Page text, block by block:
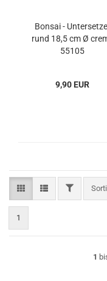
Bonsai -
rund 18,5 cm Ø
55105
9,90 EUR
FILTER
1
1